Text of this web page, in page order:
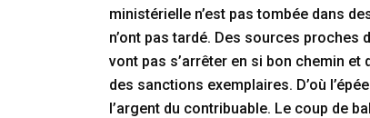
ministérielle n’est pas tombée dans
n’ont pas tardé. Des sources
vont pas s’arrêter en si bon chemin
des sanctions exemplaires. D’où
l’argent du contribuable. Le coup de